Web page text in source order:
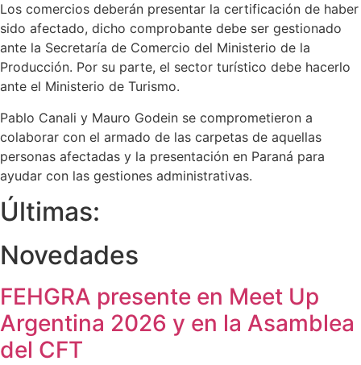
Los comercios deberán presentar la certificación de haber
sido afectado, dicho comprobante debe ser gestionado
ante la Secretaría de Comercio del Ministerio de la
Producción. Por su parte, el sector turístico debe hacerlo
ante el Ministerio de Turismo.
Pablo Canali y Mauro Godein se comprometieron a
colaborar con el armado de las carpetas de aquellas
personas afectadas y la presentación en Paraná para
ayudar con las gestiones administrativas.
Últimas:
Novedades
FEHGRA presente en Meet Up
Argentina 2026 y en la Asamblea
del CFT